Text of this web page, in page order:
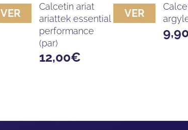
VER
calcetin ariat
ariattek essential
performance
(par)
12,00€
VER
calcetin lexhis
9,90